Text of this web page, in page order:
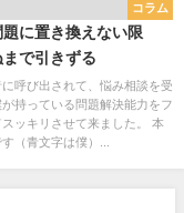
コラム
に置き換えない限
まで引きずる
呼び出されて、悩み相談を受
持っている問題解決能力をフ
スッキリさせて来ました。 本
（青文字は僕）...